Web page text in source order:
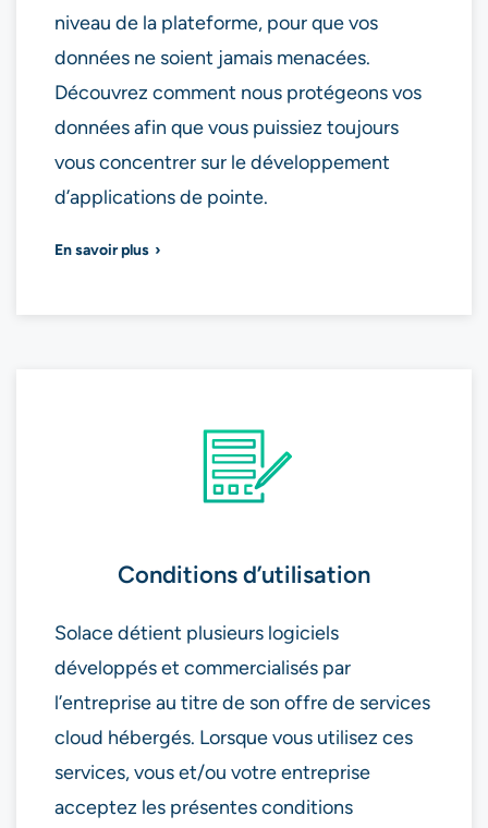
niveau de la plateforme, pour que vos
données ne soient jamais menacées.
Découvrez comment nous protégeons vos
données afin que vous puissiez toujours
vous concentrer sur le développement
d’applications de pointe.
En savoir plus
Conditions d’utilisation
Solace détient plusieurs logiciels
développés et commercialisés par
l’entreprise au titre de son offre de services
cloud hébergés. Lorsque vous utilisez ces
services, vous et/ou votre entreprise
acceptez les présentes conditions